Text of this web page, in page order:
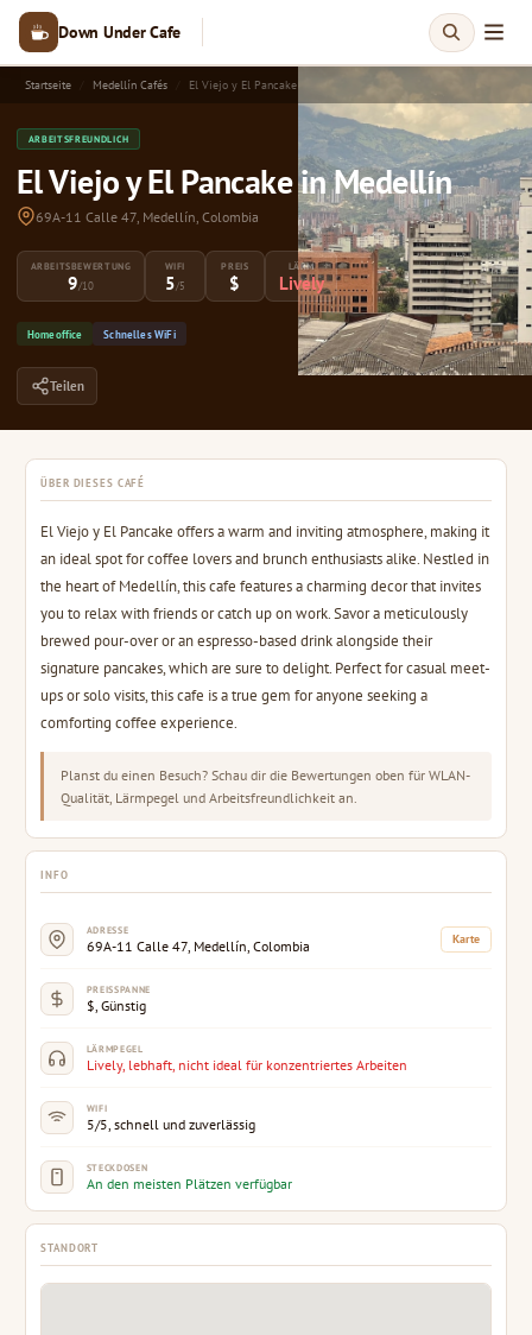
Down Under Cafe
Startseite Medellín Cafés El Viejo y El Pancake
ARBEITSFREUNDLICH
El Viejo y El Pancake in Medellín
69A-11 Calle 47, Medellín, Colombia
ARBEITSBEWERTUNG
9/10
WIFI
5/5
PREIS
$
LÄRM
Lively
Homeoffice Schnelles WiFi
Teilen
ÜBER DIESES CAFÉ
El Viejo y El Pancake offers a warm and inviting atmosphere, making it
an ideal spot for coffee lovers and brunch enthusiasts alike. Nestled in
the heart of Medellín, this cafe features a charming decor that invites
you to relax with friends or catch up on work. Savor a meticulously
brewed pour-over or an espresso-based drink alongside their
signature pancakes, which are sure to delight. Perfect for casual meet-
ups or solo visits, this cafe is a true gem for anyone seeking a
comforting coffee experience.
Planst du einen Besuch? Schau dir die Bewertungen oben für WLAN-
Qualität, Lärmpegel und Arbeitsfreundlichkeit an.
INFO
ADRESSE
69A-11 Calle 47, Medellín, Colombia Karte
PREISSPANNE
$, Günstig
LÄRMPEGEL
Lively, lebhaft, nicht ideal für konzentriertes Arbeiten
WIFI
5/5, schnell und zuverlässig
STECKDOSEN
An den meisten Plätzen verfügbar
STANDORT